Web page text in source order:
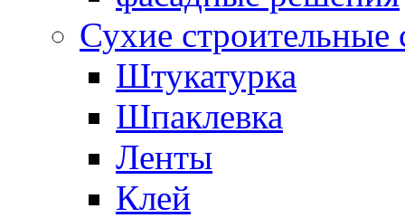
Сухие
Штукатурка
Шпаклевка
Ленты
Клей